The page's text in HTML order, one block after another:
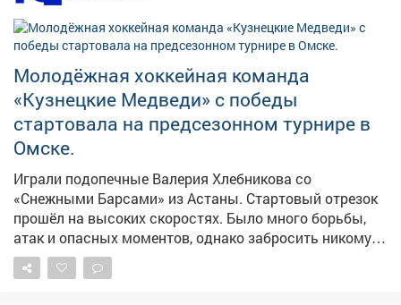
Молодёжная хоккейная команда
«Кузнецкие Медведи» с победы
стартовала на предсезонном турнире в
Омске.
Играли подопечные Валерия Хлебникова со
«Снежными Барсами» из Астаны. Стартовый отрезок
прошёл на высоких скоростях. Было много борьбы,
атак и опасных моментов, однако забросить никому
не удалось. Счёт открыли новокузнечане в начале
второго периода. На 5-ой минуте численное